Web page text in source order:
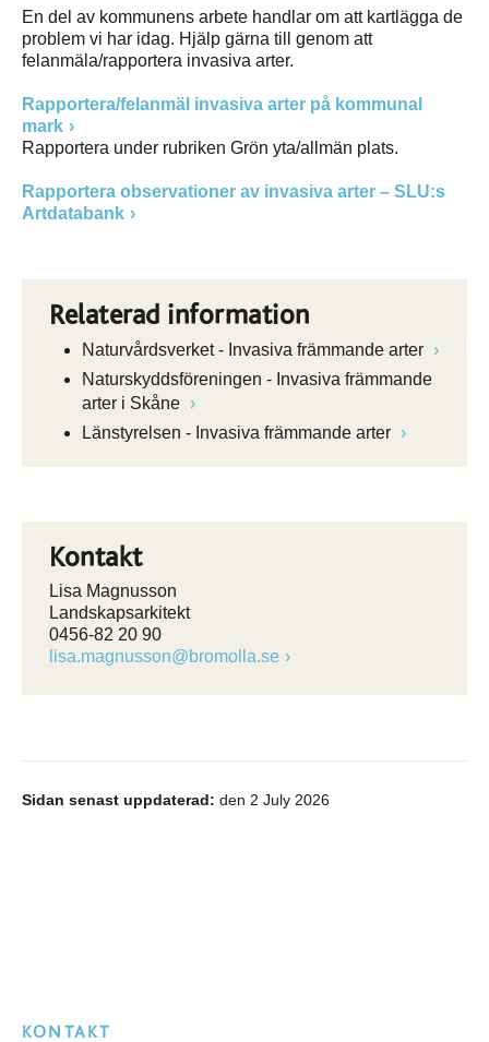
En del av kommunens arbete handlar om att kartlägga de
problem vi har idag. Hjälp gärna till genom att
felanmäla/rapportera invasiva arter.
Rapportera/felanmäl invasiva arter på kommunal
mark
Rapportera under rubriken Grön yta/allmän plats.
Rapportera observationer av invasiva arter – SLU:s
Artdatabank
Relaterad information
Naturvårdsverket - Invasiva främmande arter
Naturskyddsföreningen - Invasiva främmande
arter i Skåne
Länstyrelsen - Invasiva främmande arter
Kontakt
Lisa Magnusson
Landskapsarkitekt
0456-82 20 90
lisa.magnusson@bromolla.se
Sidan senast uppdaterad: den 2 July 2026
KONTAKT